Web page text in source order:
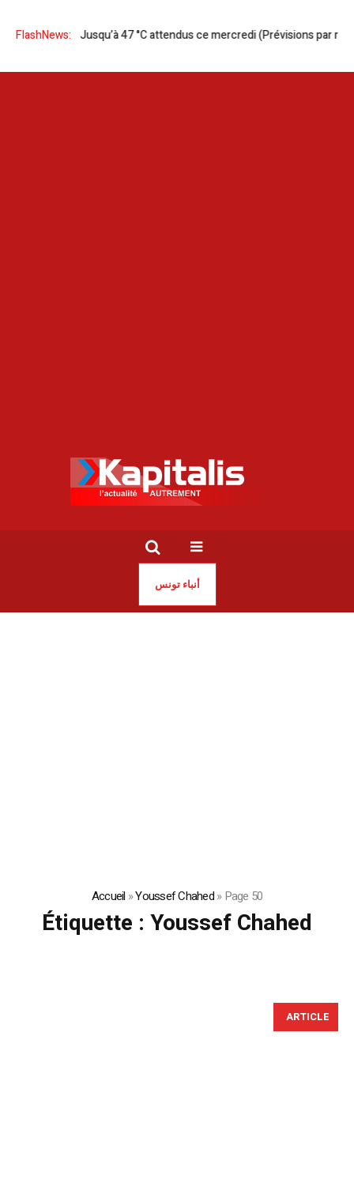
FlashNews:
Tunisie | Jusqu’à 47 °C attendus ce mercredi (Prévisions par région)
أنباء تونس
Accueil »Youssef Chahed»Page 50
Étiquette : Youssef Chahed
ARTICLE